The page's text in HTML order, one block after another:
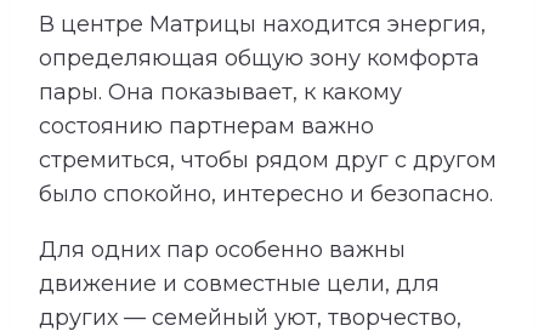
В центре Матрицы находится энергия,
определяющая общую зону комфорта
пары. Она показывает, к какому
состоянию партнерам важно
стремиться, чтобы рядом друг с другом
было спокойно, интересно и безопасно.
Для одних пар особенно важны
движение и совместные цели, для
других — семейный уют, творчество,